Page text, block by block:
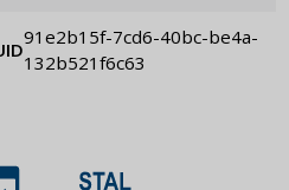
91e2b15f-7cd6-40bc-be4a-
132b521f6c63